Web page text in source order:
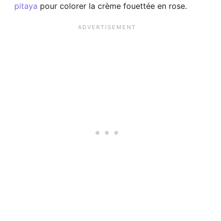
pitaya pour colorer la crème fouettée en rose.